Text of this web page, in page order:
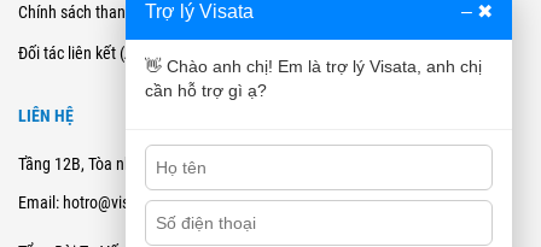
Chính sách thanh toán
Đối tác liên kết (Affiliate)
LIÊN HỆ
Tầng 12B, Tòa nhà Cienco4 - 180 Nguyễn Thị Minh Khai, Quận 3, TPHCM
Email: hotro@visata.vn
Trợ lý Visata – ✖
👋 Chào anh chị! Em là trợ lý Visata, anh chị
cần hỗ trợ gì ạ?